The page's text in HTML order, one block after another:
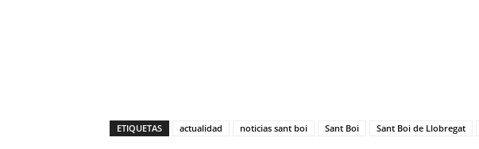
ETIQUETAS actualidad noticias sant boi Sant Boi Sant Boi de Llobregat